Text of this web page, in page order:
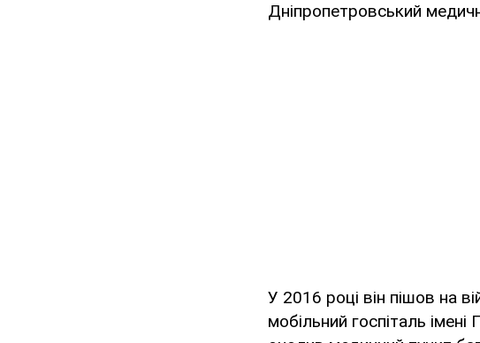
Дніпропетровський
У 2016 році він пішов на
мобільний госпіталь